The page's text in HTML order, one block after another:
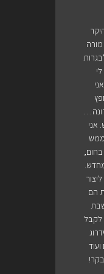
מורה
אני
ממש
הם
לקבל